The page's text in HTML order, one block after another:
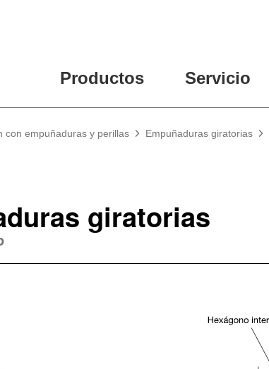
Productos Servicio
con empuñaduras y perillas Empuñaduras giratorias
giratorias